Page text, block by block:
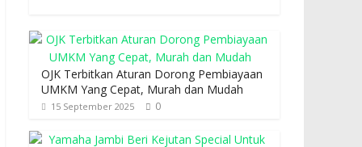
OJK Terbitkan Aturan Dorong Pembiayaan
UMKM Yang Cepat, Murah dan Mudah
15 September 2025 0